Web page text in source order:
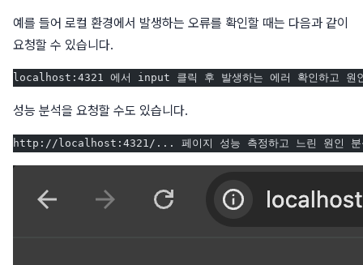
예를 들어 로컬 환경에서 발생하는 오류를 확인할 때는 다음과 같이
요청할 수 있습니다.
localhost:4321 에서 input 클릭 후 발생하는 에러 확인하고 원
성능 분석을 요청할 수도 있습니다.
http://localhost:4321/... 페이지 성능 측정하고 느린 원인 분